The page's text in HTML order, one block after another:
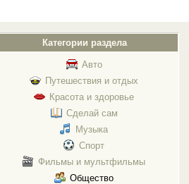
Категории раздела
Авто
Путешествия и отдых
Красота и здоровье
Сделай сам
Музыка
Спорт
Фильмы и мультфильмы
Общество